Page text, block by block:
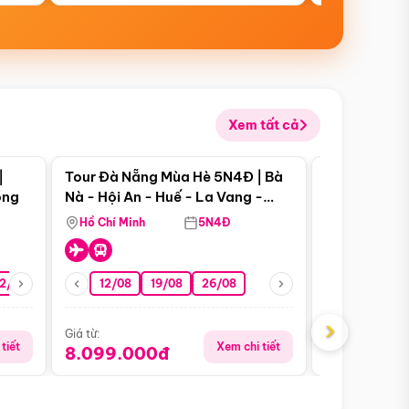
Xem tất cả
08 26/08 05/09 09/09 12/09
tiết
Điểm nổi bật
Tour Đà Nẵng Mùa Hè 5N4Đ | Bà
Nà - Hội An - Huế - La Vang -
Động Thiên Đường
Hồ Chí Minh 5N4Đ
12/08 19/08 26/08
Giá từ:
8.099.000đ Xem chi tiết
Giá từ:
›